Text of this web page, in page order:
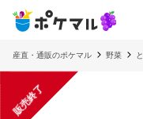
産直・通販のポケマル 野菜
販売終了